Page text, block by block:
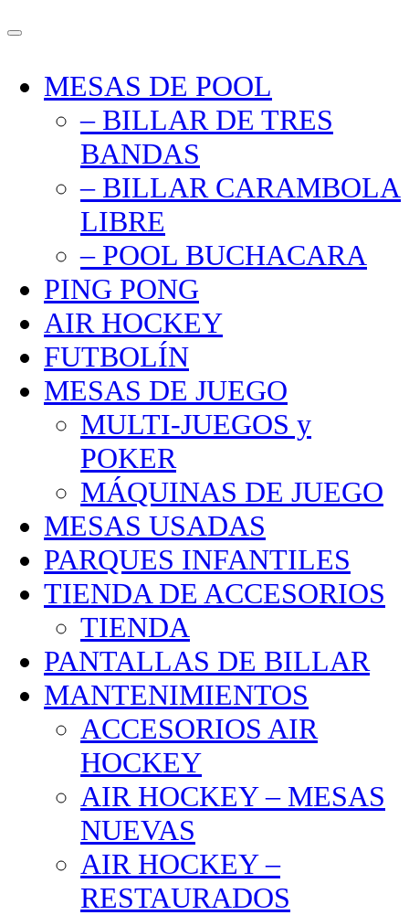
MESAS DE POOL
– BILLAR DE TRES
BANDAS
– BILLAR CARAMBOLA
LIBRE
– POOL BUCHACARA
PING PONG
AIR HOCKEY
FUTBOLÍN
MESAS DE JUEGO
MULTI-JUEGOS y
POKER
MÁQUINAS DE JUEGO
MESAS USADAS
PARQUES INFANTILES
TIENDA DE ACCESORIOS
TIENDA
PANTALLAS DE BILLAR
MANTENIMIENTOS
ACCESORIOS AIR
HOCKEY
AIR HOCKEY – MESAS
NUEVAS
AIR HOCKEY –
RESTAURADOS